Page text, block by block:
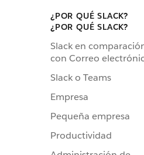
¿POR QUÉ SLACK?
¿POR QUÉ SLACK?
Slack en
con Correo
Slack o Teams
Empresa
Pequeña empresa
Productividad